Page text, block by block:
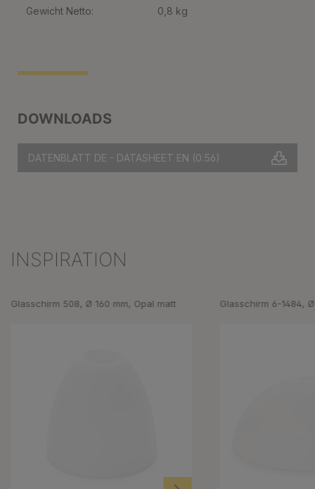
DOWNLOADS
DATENBLATT DE - DATASHEET EN (0.56)
Gewicht Netto: 0,8 kg
Produktgalerie überspringen
INSPIRATION
Glasschirm 508, Ø 160 mm, Opal matt Glasschirm 6-1484,